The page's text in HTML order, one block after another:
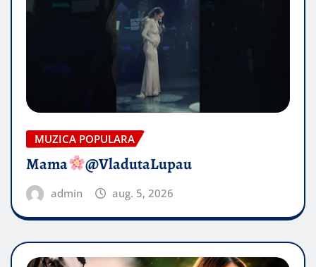
MUZICA POPULARA
Mama @VladutaLupau
admin aug. 5, 2026